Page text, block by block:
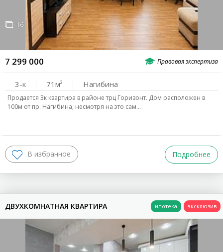
7 299 000
16
3-к 71 Нагибина
Продается 3к квартира в районе трц Горизонт. Дом расположен в
100м от пр. Нагибина, несмотря на это сам…
Подробнее
ДВУХКОМНАТНАЯ КВАРТИРА